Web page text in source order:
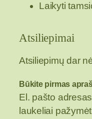
s
:
B
r
ž
o
Laikyti
Atsiliepimai
Atsiliepimų dar
Būkite pirmas
El. pašto
laukeliai